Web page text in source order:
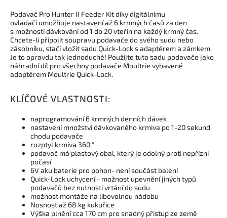
Podavač Pro Hunter II Feeder Kit díky digitálnímu
ovladači umožňuje nastavení až 6 krmných časů za den
s možností dávkování od 1 do 20 vteřin na každý krmný čas.
Chcete-li připojit soupravu podavače do svého sudu nebo
zásobníku, stačí vložit sadu Quick-Lock s adaptérem a zámkem.
Je to opravdu tak jednoduché! Použijte tuto sadu podavače jako
náhradní díl pro všechny podavače Moultrie vybavené
adaptérem Moultrie Quick-Lock.
KLÍČOVÉ VLASTNOSTI:
naprogramování 6 krmných denních dávek
nastavení množství dávkovaného krmiva po 1-20 sekund
chodu podavače
rozptyl krmiva 360 °
podavač má plastový obal, který je odolný proti nepřízni
počasí
6V aku baterie pro pohon- není součást balení
Quick-Lock uchycení - možnost upevnění jiných typů
podavačů bez nutnosti vrtání do sudu
možnost montáže na libovolnou nádobu
Nosnost až 68 kg kukuřice
Výška plnění cca 170 cm pro snadný přistup ze země